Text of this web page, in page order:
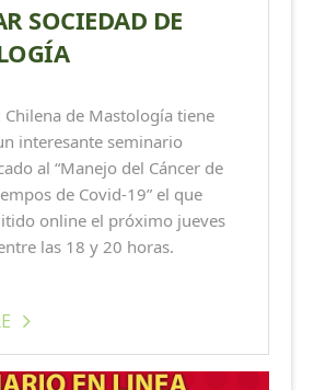
SOCIEDAD DE
Chilena de Mastología tiene
interesante seminario
al “Manejo del Cáncer de
de Covid-19” el que
online el próximo jueves
las 18 y 20 horas.